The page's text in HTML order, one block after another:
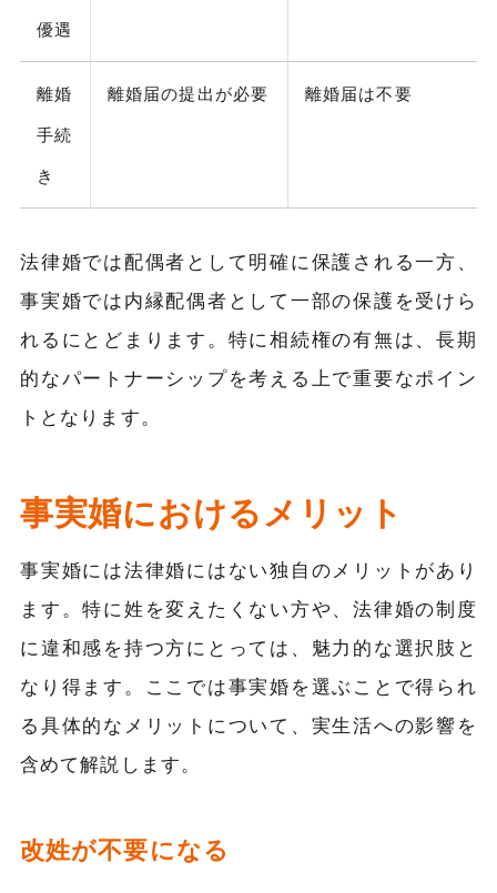
優遇
離婚
手続
き
離婚届の提出が必要 離婚届は不要
法律婚では配偶者として明確に保護される一方、
事実婚では内縁配偶者として一部の保護を受けら
れるにとどまります。特に相続権の有無は、長期
的なパートナーシップを考える上で重要なポイン
トとなります。
事実婚におけるメリット
事実婚には法律婚にはない独自のメリットがあり
ます。特に姓を変えたくない方や、法律婚の制度
に違和感を持つ方にとっては、魅力的な選択肢と
なり得ます。ここでは事実婚を選ぶことで得られ
る具体的なメリットについて、実生活への影響を
含めて解説します。
改姓が不要になる